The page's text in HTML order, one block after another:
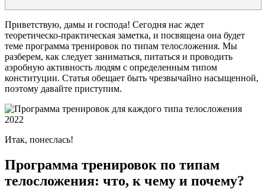
Приветствую, дамы и господа! Сегодня нас ждет
теоретическо-практическая заметка, и посвящена она будет
теме программа тренировок по типам телосложения. Мы
разберем, как следует заниматься, питаться и проводить
аэробную активность людям с определенным типом
конституции. Статья обещает быть чрезвычайно насыщенной,
поэтому давайте приступим.
Итак, понеслась!
Программа тренировок по типам
телосложения: что, к чему и почему?